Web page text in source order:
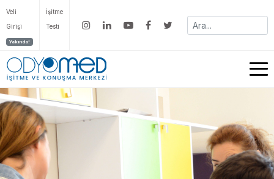
Veli
Girişi
Yakında!
İşitme
Testi